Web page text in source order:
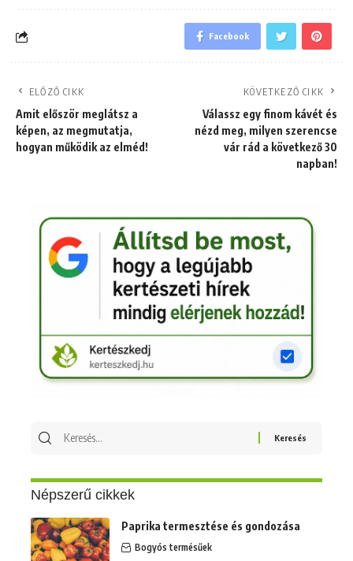
Facebook
ELŐZŐ CIKK
Amit először meglátsz a
képen, az megmutatja,
hogyan működik az elméd!
KÖVETKEZŐ CIKK
Válassz egy finom kávét és
nézd meg, milyen szerencse
vár rád a következő 30
napban!
Keresés
Népszerű cikkek
Paprika termesztése és gondozása
Bogyós termésűek